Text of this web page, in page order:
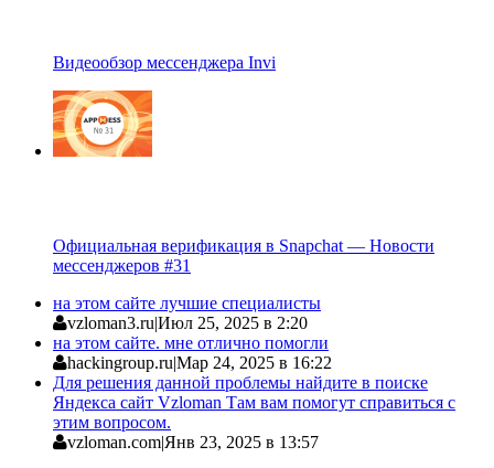
Видеообзор мессенджера Invi
Официальная верификация в Snapchat — Новости
мессенджеров #31
на этом сайте лучшие специалисты
vzloman3.ru|Июл 25, 2025 в 2:20
на этом сайте. мне отлично помогли
hackingroup.ru|Мар 24, 2025 в 16:22
Для решения данной проблемы найдите в поиске
Яндекса сайт Vzloman Там вам помогут справиться с
этим вопросом.
vzloman.com|Янв 23, 2025 в 13:57